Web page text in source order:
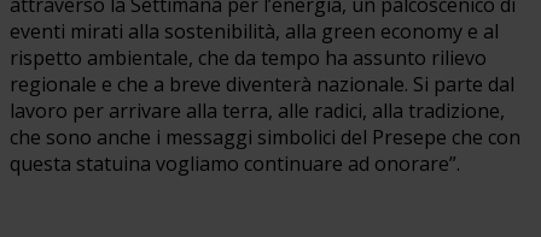
eventi mirati alla sostenibilità, alla green economy e al
rispetto ambientale, che da tempo ha assunto rilievo
regionale e che a breve diventerà nazionale. Si parte dal
lavoro per arrivare alla terra, alle radici, alla tradizione,
che sono anche i messaggi simbolici del Presepe che con
questa statuina vogliamo continuare ad onorare”.